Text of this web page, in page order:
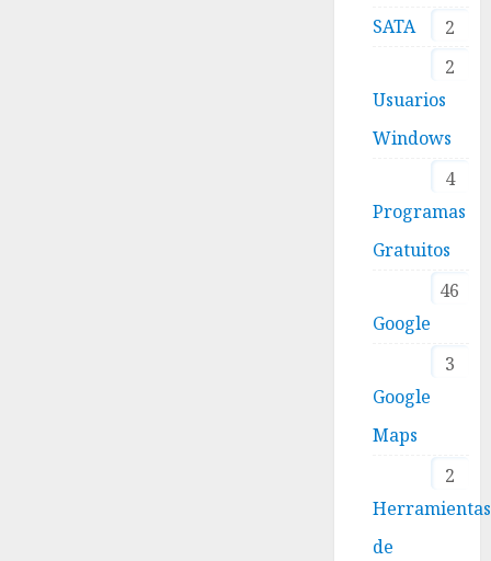
2
SATA
2
Usuarios
Windows
4
Programas
Gratuitos
46
Google
3
Google
Maps
2
Herramientas
de